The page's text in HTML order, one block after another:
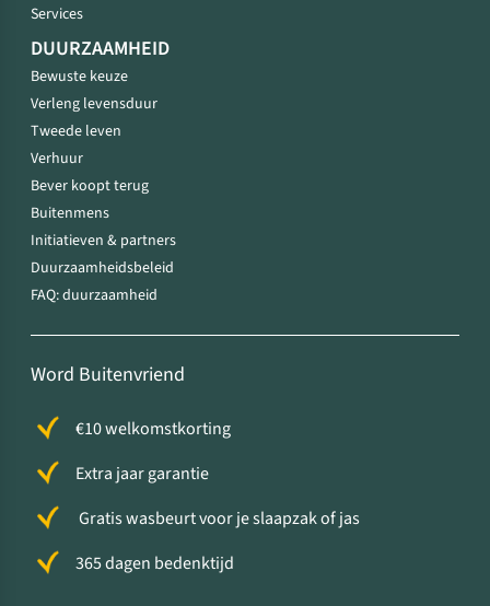
Services
DUURZAAMHEID
Bewuste keuze
Verleng levensduur
Tweede leven
Verhuur
Bever koopt terug
Buitenmens
Initiatieven & partners
Duurzaamheidsbeleid
FAQ: duurzaamheid
Word Buitenvriend
€10 welkomstkorting
Extra jaar garantie
Gratis wasbeurt voor je slaapzak of jas
365 dagen bedenktijd